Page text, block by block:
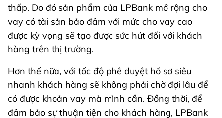
thấp. Do đó sản phẩm của LPBank mở rộng cho
vay có tài sản bảo đảm với mức cho vay cao
được kỳ vọng sẽ tạo được sức hút đối với khách
hàng trên thị trường.
Hơn thế nữa, với tốc độ phê duyệt hồ sơ siêu
nhanh khách hàng sẽ không phải chờ đợi lâu để
có được khoản vay mà mình cần. Đồng thời, để
đảm bảo sự thuận tiện cho khách hàng, LPBank